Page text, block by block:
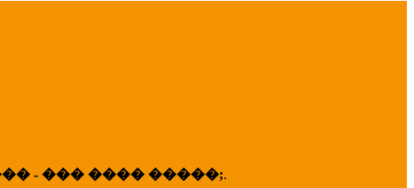
- ��� ���� �����;.